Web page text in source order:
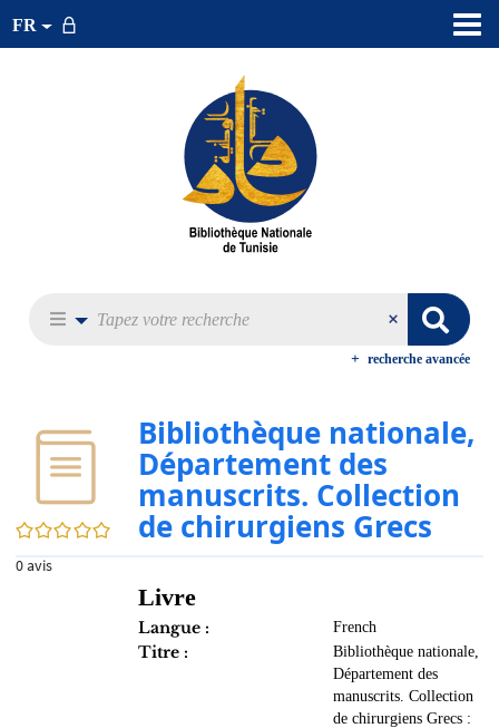
FR
recherche avancée
0/5
0avis
Bibliothèque nationale,
Département des
manuscrits. Collection
de chirurgiens Grecs
Livre
Langue : French
Titre :
Bibliothèque nationale,
Département des
manuscrits. Collection
de chirurgiens Grecs :